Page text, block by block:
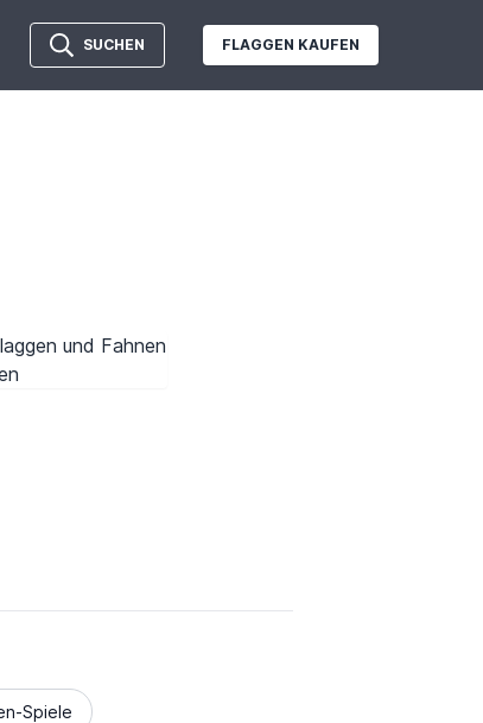
SUCHEN FLAGGEN KAUFEN
Spiele